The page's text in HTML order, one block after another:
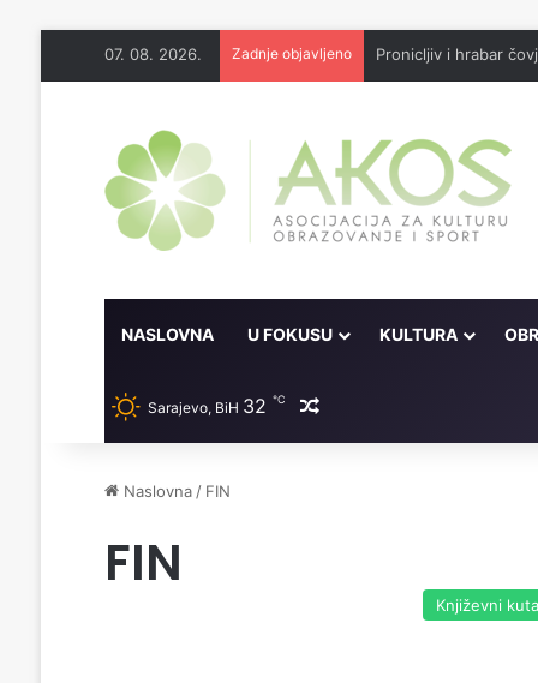
07. 08. 2026. Zadnje objavljeno 6 praktičnih savjeta
NASLOVNA U FOKUSU KULTURA
Sarajevo, BiH 32 ℃ Random članak
Naslovna / FIN
FIN
Književni